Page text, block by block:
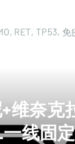
RET TP53 免
维奈克
线固